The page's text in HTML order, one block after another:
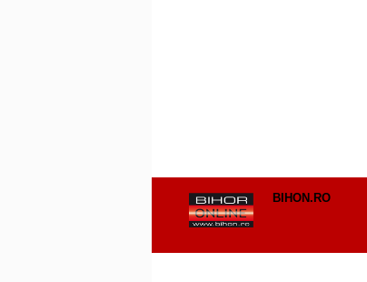
BIHON.RO